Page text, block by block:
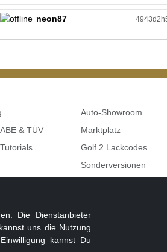
neon87
& TÜV
Auto-Showroom
Marktplatz
Golf 2 Lackcodes
Sonderversionen
Die Dienstanbieter
uns die Nutzung
kannst Du